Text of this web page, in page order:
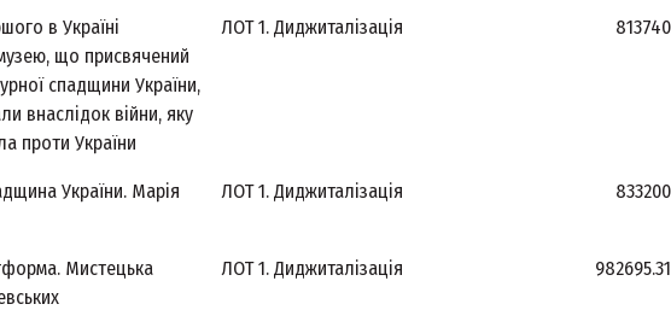
в Україні
що присвячений
спадщини України,
внаслідок війни, яку
проти України
ЛОТ 1. Диджиталізація 813740
України. Марія
ЛОТ 1. Диджиталізація 833200
Мистецька
ЛОТ 1. Диджиталізація 982695.31